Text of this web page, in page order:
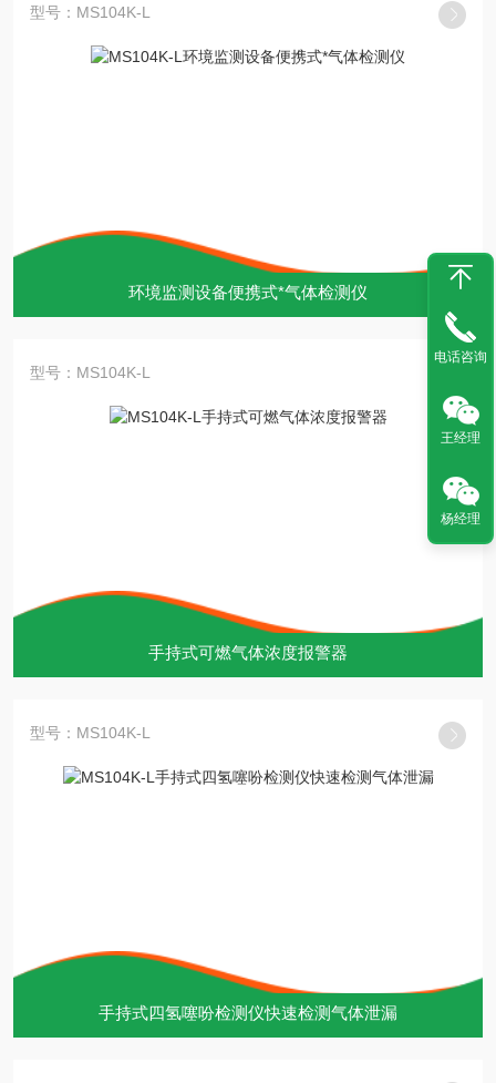
型号：MS104K-L
环境监测设备便携式*气体检测仪
型号：MS104K-L
手持式可燃气体浓度报警器
型号：MS104K-L
手持式四氢噻吩检测仪快速检测气体泄漏
电话咨询
王经理
杨经理